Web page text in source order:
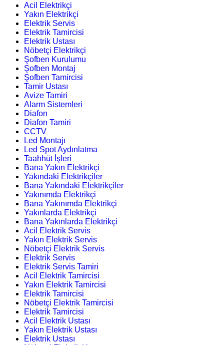
Acil Elektrikçi
Yakın Elektrikçi
Elektrik Servis
Elektrik Tamircisi
Elektrik Ustası
Nöbetçi Elektrikçi
Şofben Kurulumu
Şofben Montaj
Şofben Tamircisi
Tamir Ustası
Avize Tamiri
Alarm Sistemleri
Diafon
Diafon Tamiri
CCTV
Led Montajı
Led Spot Aydınlatma
Taahhüt İşleri
Bana Yakın Elektrikçi
Yakındaki Elektrikçiler
Bana Yakındaki Elektrikçiler
Yakınımda Elektrikçi
Bana Yakınımda Elektrikçi
Yakınlarda Elektrikçi
Bana Yakınlarda Elektrikçi
Acil Elektrik Servis
Yakın Elektrik Servis
Nöbetçi Elektrik Servis
Elektrik Servis
Elektrik Servis Tamiri
Acil Elektrik Tamircisi
Yakın Elektrik Tamircisi
Elektrik Tamircisi
Nöbetçi Elektrik Tamircisi
Elektrik Tamircisi
Acil Elektrik Ustası
Yakın Elektrik Ustası
Elektrik Ustası